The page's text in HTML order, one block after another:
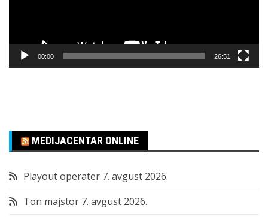
00:00 26:51
MEDIJACENTAR ONLINE
Playout operater 7. avgust 2026.
Ton majstor 7. avgust 2026.